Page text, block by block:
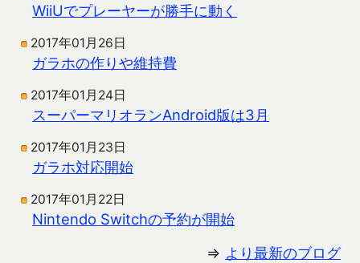
WiiUでプレーヤーが勝手に動く
2017年01月26日
ガラホの作りや維持費
2017年01月24日
スーパーマリオランAndroid版は3月
2017年01月23日
ガラホ対応開始
2017年01月22日
Nintendo Switchの予約が開始
⇒ より最新のブログ